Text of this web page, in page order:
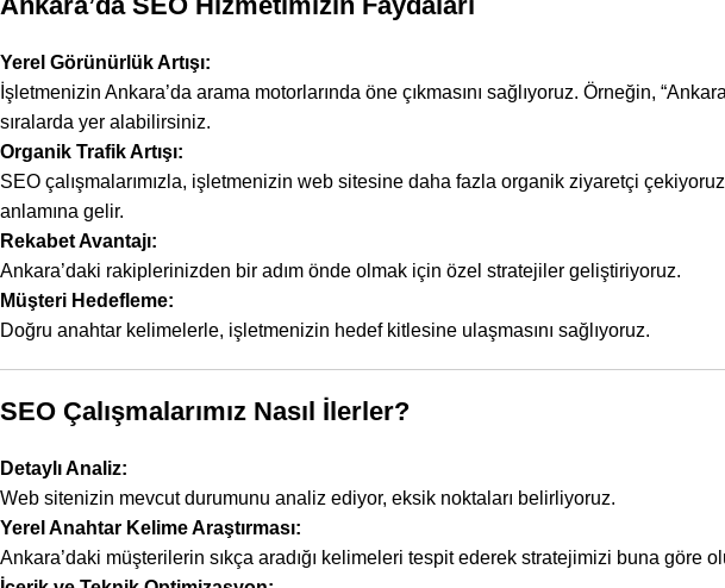
Yerel Görünürlük Artışı:
İşletmenizin Ankara’da arama motorlarında öne çıkmasını sağlıyoruz. Örneğin,
sıralarda yer alabilirsiniz.
Organik Trafik Artışı:
SEO çalışmalarımızla, işletmenizin web sitesine daha fazla organik ziyaretçi
anlamına gelir.
Rekabet Avantajı:
Ankara’daki rakiplerinizden bir adım önde olmak için özel stratejiler geliştiriyoruz.
Müşteri Hedefleme:
Doğru anahtar kelimelerle, işletmenizin hedef kitlesine ulaşmasını sağlıyoruz.
SEO Çalışmalarımız Nasıl İlerler?
Detaylı Analiz:
Web sitenizin mevcut durumunu analiz ediyor, eksik noktaları belirliyoruz.
Yerel Anahtar Kelime Araştırması:
Ankara’daki müşterilerin sıkça aradığı kelimeleri tespit ederek stratejimizi buna göre